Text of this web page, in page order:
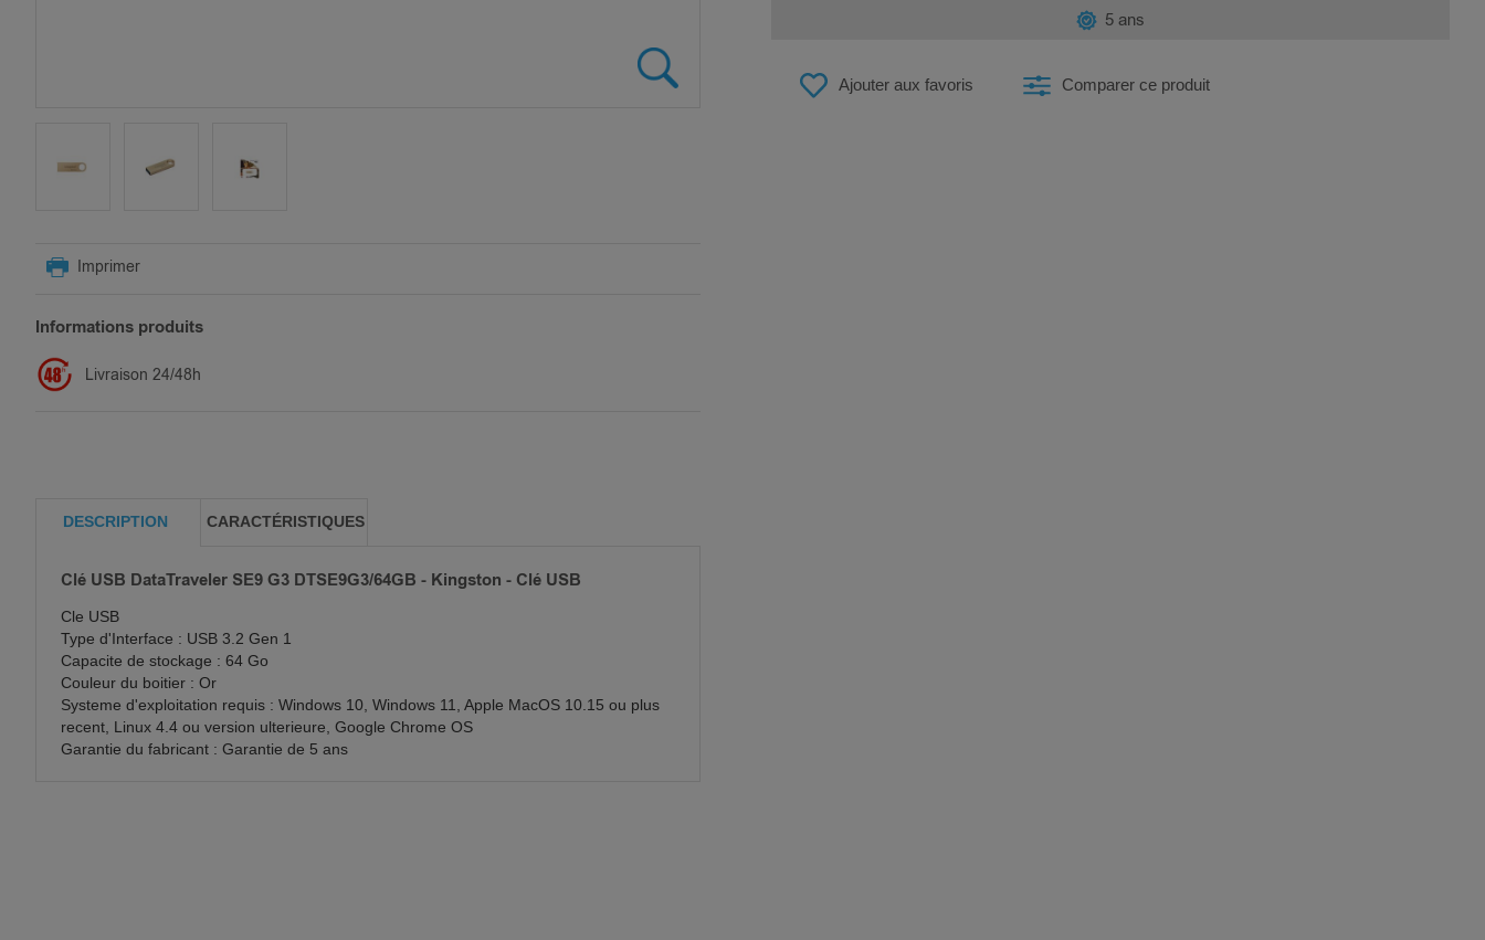
THE
THE
IMAGES
GALLERY
Ajouter aux favoris Comparer ce produit
5 ans
Imprimer
Informations produits
Livraison 24/48h
DESCRIPTION
Clé USB DataTraveler SE9 G3 DTSE9G3/64GB - Kingston - Clé USB
Cle USB
Type d'Interface : USB 3.2 Gen 1
Capacite de stockage : 64 Go
Couleur du boitier : Or
Systeme d'exploitation requis : Windows 10, Windows 11, Apple MacOS 10.15 ou plus
recent, Linux 4.4 ou version ulterieure, Google Chrome OS
Garantie du fabricant : Garantie de 5 ans
CARACTÉRISTIQUES